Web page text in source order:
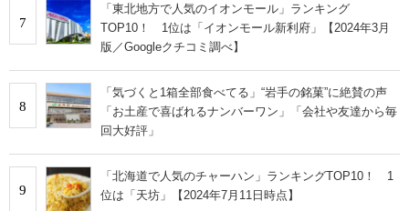
7
「東北地方で人気のイオンモール」ランキング
TOP10！ 1位は「イオンモール新利府」【2024年3月
版／Googleクチコミ調べ】
8
「気づくと1箱全部食べてる」“岩手の銘菓”に絶賛の声
「お土産で喜ばれるナンバーワン」「会社や友達から毎
回大好評」
9
「北海道で人気のチャーハン」ランキングTOP10！ 1
位は「天坊」【2024年7月11日時点】